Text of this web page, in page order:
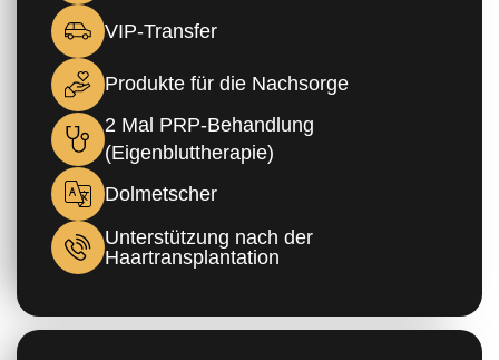
VIP-Transfer
Produkte für die Nachsorge
2 Mal PRP-Behandlung
(Eigenbluttherapie)
Dolmetscher
Unterstützung nach der
Haartransplantation